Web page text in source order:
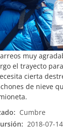
muy
el trayecto
cierta
de nieve
Cumbre
2018-07-14